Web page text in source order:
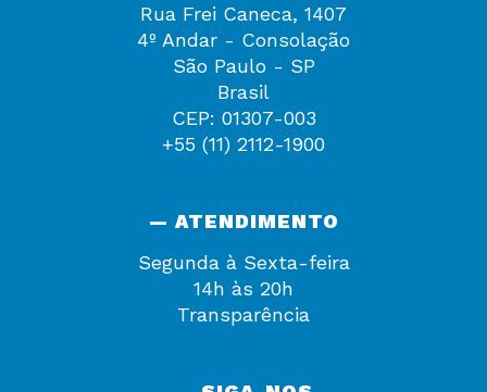
Rua Frei Caneca, 1407
4º Andar - Consolação
São Paulo - SP
Brasil
CEP: 01307-003
+55 (11) 2112-1900
— ATENDIMENTO
Segunda à Sexta-feira
14h às 20h
Transparência